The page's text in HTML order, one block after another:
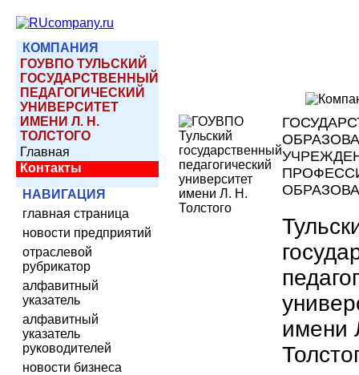
КОМПАНИЯ
ГОУВПО ТУЛЬСКИЙ
ГОСУДАРСТВЕННЫЙ
ПЕДАГОГИЧЕСКИЙ
УНИВЕРСИТЕТ
ИМЕНИ Л. Н.
ТОЛСТОГО
Главная
Контакты
НАВИГАЦИЯ
главная страница
новости предприятий
отраслевой
рубрикатор
алфавитный
указатель
алфавитный
указатель
руководителей
новости бизнеса
имени